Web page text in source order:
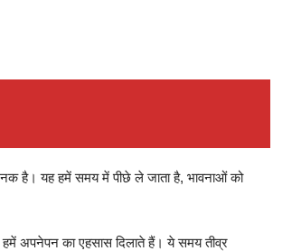
है। यह हमें समय में पीछे ले जाता है, भावनाओं को
हमें अपनेपन का एहसास दिलाते हैं। ये समय तीव्र